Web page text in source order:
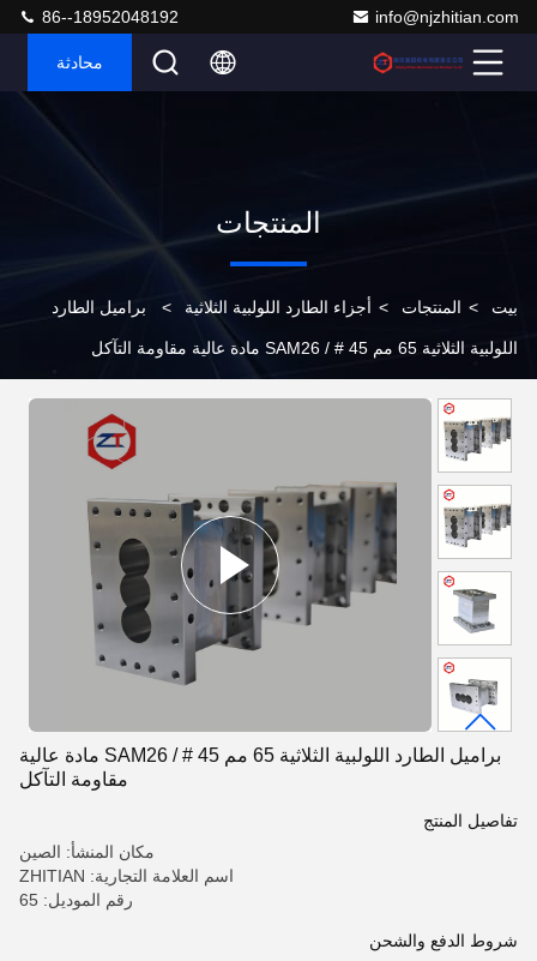
info@njzhitian.com
86--18952048192
محادثة
المنتجات
بيت > المنتجات > أجزاء الطارد اللولبية الثلاثية > براميل الطارد
اللولبية الثلاثية 65 مم 45 # / SAM26 مادة عالية مقاومة التآكل
براميل الطارد اللولبية الثلاثية 65 مم 45 # / SAM26 مادة عالية
مقاومة التآكل
تفاصيل المنتج
مكان المنشأ: الصين
اسم العلامة التجارية: ZHITIAN
رقم الموديل: 65
شروط الدفع والشحن